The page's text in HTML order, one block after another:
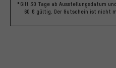
*Gilt 30 Tage ab Ausstellungsdatum
60 € gültig. Der Gutschein ist nicht